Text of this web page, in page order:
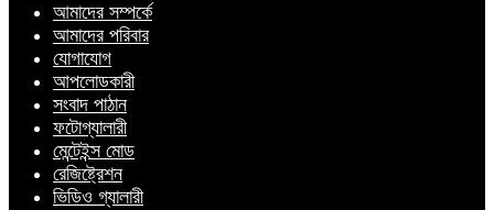
আমাদের সম্পর্কে
আমাদের পরিবার
যোগাযোগ
আপলোডকারী
সংবাদ পাঠান
ফটোগ্যালারী
মেন্টেইন্স মোড
রেজিষ্ট্রেশন
ভিডিও গ্যালারী